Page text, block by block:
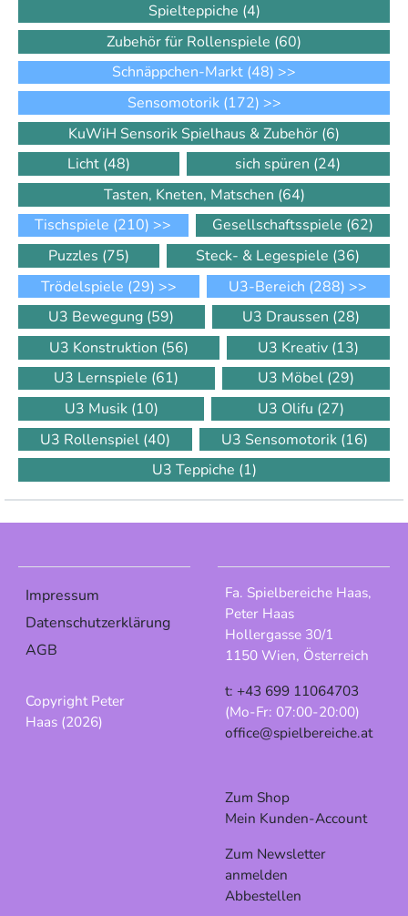
Spielteppiche (4)
Zubehör für Rollenspiele (60)
Schnäppchen-Markt (48) >>
Sensomotorik (172) >>
KuWiH Sensorik Spielhaus & Zubehör (6)
Licht (48) sich spüren (24)
Tasten, Kneten, Matschen (64)
Tischspiele (210) >> Gesellschaftsspiele (62)
Puzzles (75) Steck- & Legespiele (36)
Trödelspiele (29) >> U3-Bereich (288) >>
U3 Bewegung (59) U3 Draussen (28)
U3 Konstruktion (56) U3 Kreativ (13)
U3 Lernspiele (61) U3 Möbel (29)
U3 Musik (10) U3 Olifu (27)
U3 Rollenspiel (40) U3 Sensomotorik (16)
U3 Teppiche (1)
Impressum
Datenschutzerklärung
AGB
Copyright Peter
Haas (2026)
Fa. Spielbereiche Haas,
Peter Haas
Hollergasse 30/1
1150 Wien, Österreich
t: +43 699 11064703
(Mo-Fr: 07:00-20:00)
office@spielbereiche.at
Zum Shop
Mein Kunden-Account
Zum Newsletter
anmelden
Abbestellen